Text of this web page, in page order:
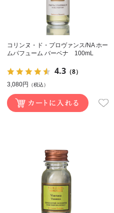
コリンヌ・ド・プロヴァンス/NA ホー
ムパフューム バーベナ 100mL
4.3（8）
3,080円 （税込）